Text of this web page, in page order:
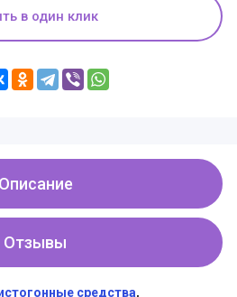
в один клик
Описание
Отзывы
средства,